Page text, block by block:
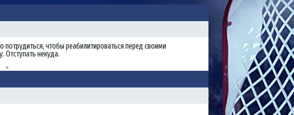
чтобы реабилитироваться перед своими
Отступать некуда.
>